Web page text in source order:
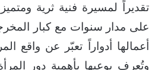
تقديراً لمسيرة فنية ثرية
على مدار سنوات مع كبار
أعمالها أدواراً تعبّر عن واقع
وتُعرف بوعيها بأهمية دور